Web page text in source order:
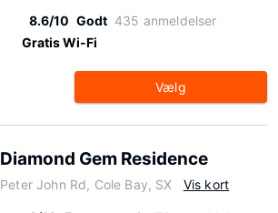
8.6/10 Godt 435 anmeldelser
Gratis Wi-Fi
Vælg
Diamond Gem Residence
Peter John Rd, Cole Bay, SX Vis kort